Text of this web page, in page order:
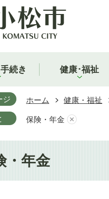
続き 健康･福祉
ジ ホーム 健康・福祉
保険・年金
・年金